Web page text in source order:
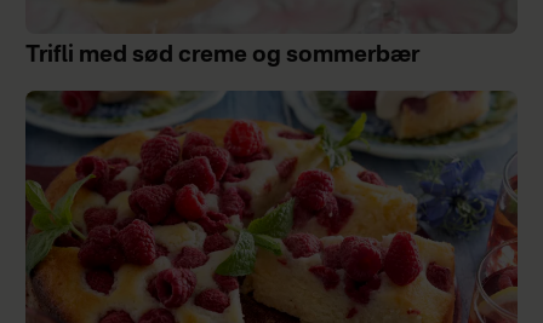
Trifli med sød creme og sommerbær